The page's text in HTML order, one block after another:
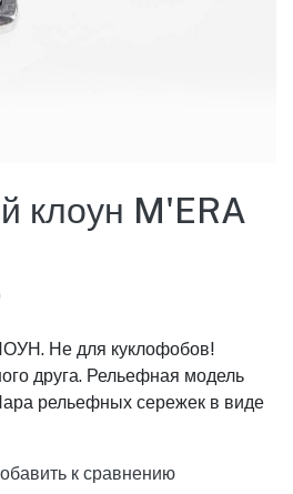
клоун M'ERA
Не для куклофобов!
друга. Рельефная модель
рельефных сережек в виде
к сравнению